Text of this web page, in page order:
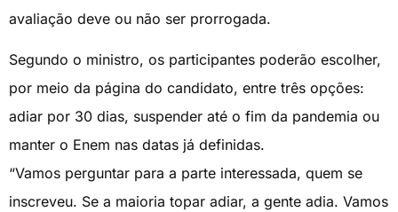
avaliação deve ou não ser prorrogada.
Segundo o ministro, os participantes poderão escolher,
por meio da página do candidato, entre três opções:
adiar por 30 dias, suspender até o fim da pandemia ou
manter o Enem nas datas já definidas.
“Vamos perguntar para a parte interessada, quem se
inscreveu. Se a maioria topar adiar, a gente adia. Vamos